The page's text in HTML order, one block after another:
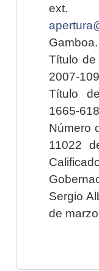
Título de
2007-
Título
1665-
Número
11022
Sergio
de